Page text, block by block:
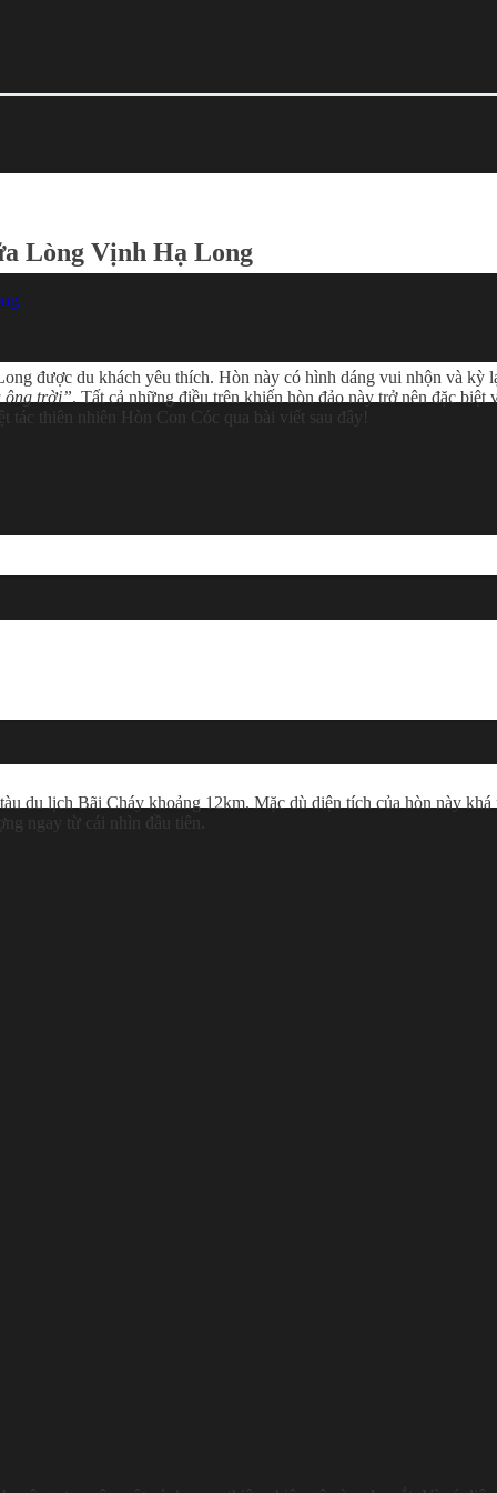
Lòng Vịnh Hạ Long
được du khách yêu thích. Hòn này có hình dáng vui nhộn và kỳ
ông trời”. Tất cả những điều trên khiến hòn đảo này trở nên đặc biệt
tác thiên nhiên Hòn Con Cóc qua bài viết sau đây!
du lịch Bãi Cháy khoảng 12km. Mặc dù diện tích của hòn này khá
ngay từ cái nhìn đầu tiên.